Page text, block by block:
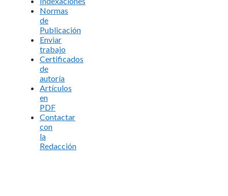
Normas
de
Publicación
Enviar
trabajo
Certificados
de
autoría
Artículos
en
PDF
Contactar
con
la
Redacción